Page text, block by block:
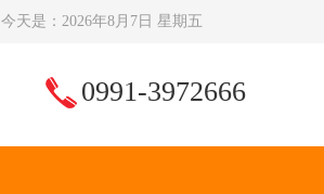
今天是： 2026年8月7日 星期五
0991-3972666